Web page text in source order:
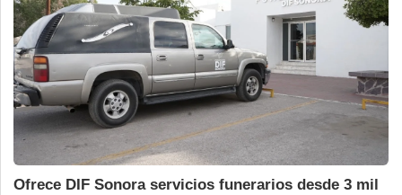
Ofrece DIF Sonora servicios funerarios desde 3 mil